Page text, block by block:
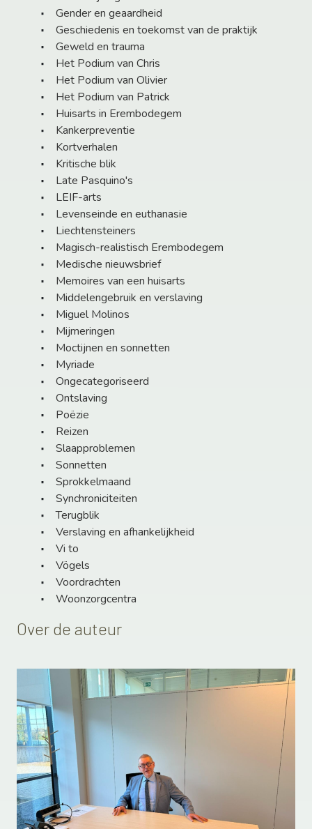
Gender en geaardheid
Geschiedenis en toekomst van de praktijk
Geweld en trauma
Het Podium van Chris
Het Podium van Olivier
Het Podium van Patrick
Huisarts in Erembodegem
Kankerpreventie
Kortverhalen
Kritische blik
Late Pasquino's
LEIF-arts
Levenseinde en euthanasie
Liechtensteiners
Magisch-realistisch Erembodegem
Medische nieuwsbrief
Memoires van een huisarts
Middelengebruik en verslaving
Miguel Molinos
Mijmeringen
Moctijnen en sonnetten
Myriade
Ongecategoriseerd
Ontslaving
Poëzie
Reizen
Slaapproblemen
Sonnetten
Sprokkelmaand
Synchroniciteiten
Terugblik
Verslaving en afhankelijkheid
Vi to
Vögels
Voordrachten
Woonzorgcentra
Over de auteur